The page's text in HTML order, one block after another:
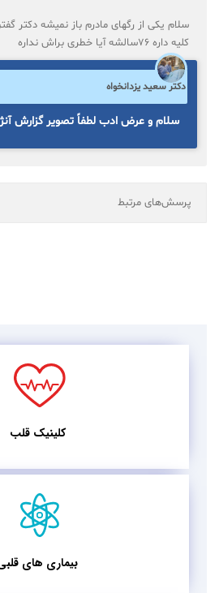
سلام یکی از رگهای مادرم باز نمیشه دکتر
کلیه داره ۷۶سالشه آیا خطری براش نداره
دکتر سعید یزدانخواه
سلام و عرض ادب لطفاً تصویر گزارش
کلینیک قلب
بیماری های